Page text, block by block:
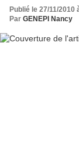
Publié le 27/11/2010
Par GENEPI Nancy